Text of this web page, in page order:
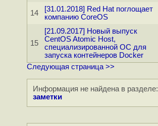
14
[31.01.2018] Red Hat поглощает
компанию CoreOS
15
[21.09.2017] Новый выпуск
CentOS Atomic Host,
специализированной ОС для
запуска контейнеров Docker
Следующая страница >>
Информация не найдена в разделе:
заметки